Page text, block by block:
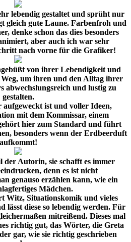
lebendig gestaltet und sprüht nur
gleich gute Laune. Farbenfroh und
denke schon das dies besonders
aber auch ich war sehr
nach vorne für die Grafiker!
von ihrer Lebendigkeit und
um ihren und den Alltag ihrer
abwechslungsreich und lustig zu
gestalten.
aufgeweckt ist und voller Ideen,
mit dem Kommissar, einem
hier zum Standard und führt
besonders wenn der Erdbeerduft
aufkommt!
der Autorin, sie schafft es immer
denn es ist nicht
genauso erzählen kann, wie ein
Mädchen.
Witz, Situationskomik und vieles
lässt diese so lebendig werden. Für
mitreißend. Dieses mal
richtig gut, das Wörter, die Greta
gar, wie sie richtig geschrieben